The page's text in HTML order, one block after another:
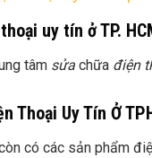
uy tín ở TP.
tâm sửa chữa điện
Thoại Uy Tín Ở
có các sản phẩm